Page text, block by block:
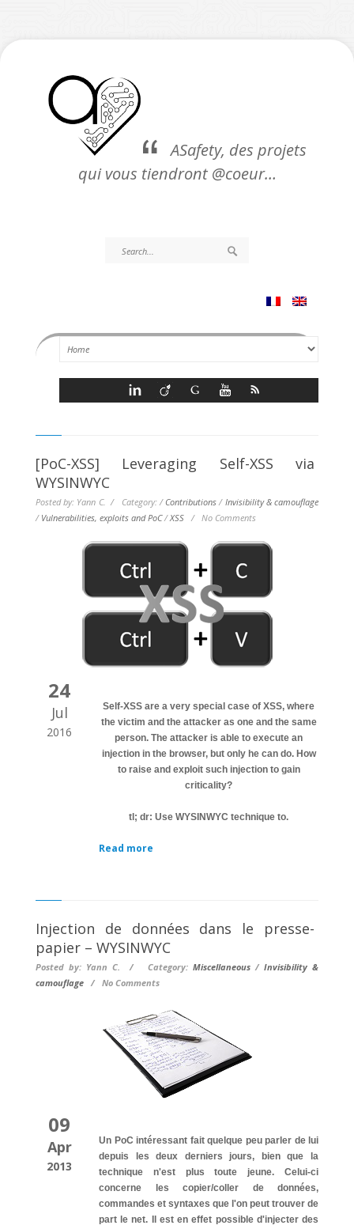
ASafety, des projets
qui vous tiendront @coeur…
[PoC-XSS] Leveraging Self-XSS via
WYSINWYC
Posted by: Yann C. / Category: / Contributions / Invisibility & camouflage
/ Vulnerabilities, exploits and PoC/XSS / No Comments
24
Jul
2016
Self-XSS are a very special case of XSS, where
the victim and the attacker as one and the same
person. The attacker is able to execute an
injection in the browser, but only he can do. How
to raise and exploit such injection to gain
criticality?
tl; dr: Use WYSINWYC technique to.
Read more
Injection de données dans le presse-
papier – WYSINWYC
Posted by: Yann C. / Category: Miscellaneous / Invisibility &
camouflage / No Comments
09
Apr
2013
Un PoC intéressant fait quelque peu parler de lui
depuis les deux derniers jours, bien que la
technique n'est plus toute jeune. Celui-ci
concerne les copier/coller de données,
commandes et syntaxes que l'on peut trouver de
part le net. Il est en effet possible d'injecter des